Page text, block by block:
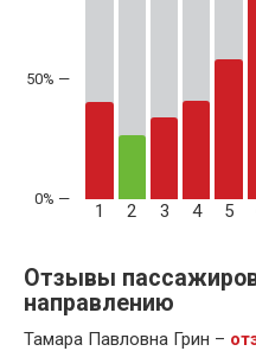
50% —
1 2 3 4 5
Отзывы
направлению
Тамара Павловна Грин –